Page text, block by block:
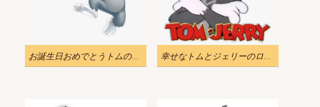
お誕生日おめでとうトムのイラスト 幸せなトムとジェリーのロゴのイラスト